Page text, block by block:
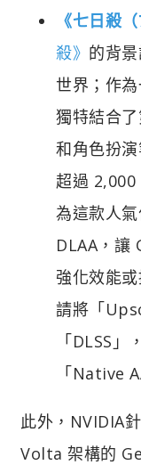
《七日殺
殺》 的背
世界；作
獨特結合
和角色扮
超過 2,000
為這款人
DLAA，讓
強化效能
請將「
「DLSS
「Native
此外，NVIDIA
Volta 架構的